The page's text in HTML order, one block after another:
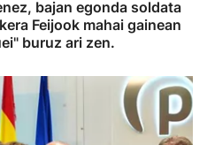
bajan egonda soldata
Feijook mahai gainean
buruz ari zen.